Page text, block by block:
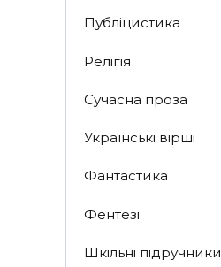
Публіцистика
Релігія
Сучасна проза
Українські вірші
Фантастика
Фентезі
Шкільні підручники